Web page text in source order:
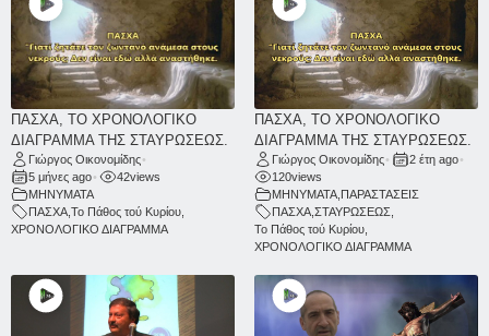
ΠΑΣΧΑ, ΤΟ ΧΡΟΝΟΛΟΓΙΚΟ
ΔΙΑΓΡΑΜΜΑ ΤΗΣ ΣΤΑΥΡΩΣΕΩΣ.
Γιώργος Οικονομίδης•
5 μήνες ago• 42views
ΜΗΝΥΜΑΤΑ
ΠΑΣΧΑ Το Πάθος τού Κυρίου
ΧΡΟΝΟΛΟΓΙΚΟ ΔΙΑΓΡΑΜΜΑ
ΠΑΣΧΑ, ΤΟ ΧΡΟΝΟΛΟΓΙΚΟ
ΔΙΑΓΡΑΜΜΑ ΤΗΣ ΣΤΑΥΡΩΣΕΩΣ.
Γιώργος Οικονομίδης• 2 έτη ago•
120views
ΜΗΝΥΜΑΤΑ ΠΑΡΑΣΤΑΣΕΙΣ
ΠΑΣΧΑ ΣΤΑΥΡΩΣΕΩΣ
Το Πάθος τού Κυρίου
ΧΡΟΝΟΛΟΓΙΚΟ ΔΙΑΓΡΑΜΜΑ